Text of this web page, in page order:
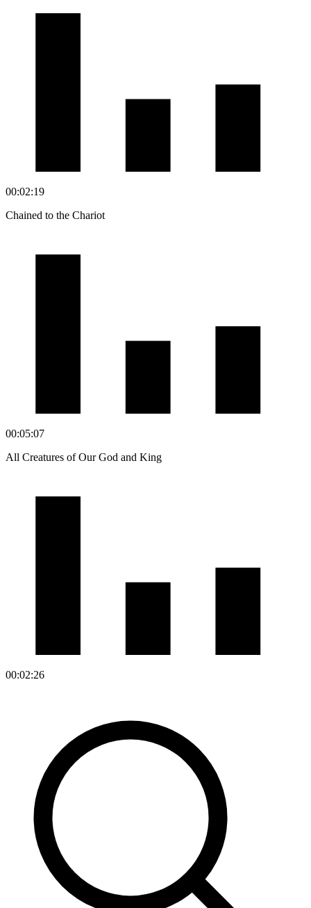
00:02:19
Chained to the Chariot
00:05:07
All Creatures of Our God and King
00:02:26